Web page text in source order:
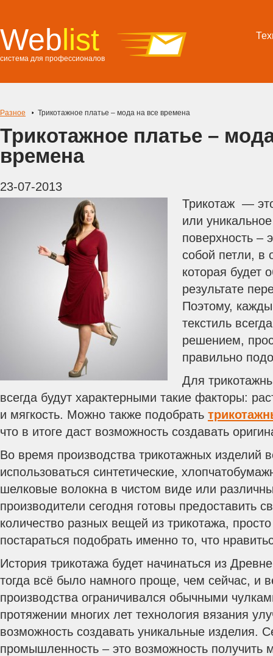
Weblist
система для профессионалов
Разное Трикотажное платье – мода на все времена
Трикотажное платье –
времена
23-07-2013
Трикотаж —
или
поверхность –
собой петли, в
которая будет
результате
Поэтому,
текстиль
решением,
правильно
Для
всегда будут характерными такие факторы:
и мягкость. Можно также подобрать
что в итоге даст возможность создавать
Во время производства трикотажных изделий
использоваться синтетические,
шелковые волокна в чистом виде или
производители сегодня готовы предоставить
количество разных вещей из трикотажа,
постараться подобрать именно то, что
История трикотажа будет начинаться из
тогда всё было намного проще, чем сейчас, и
производства ограничивался обычными
протяжении многих лет технология вязания
возможность создавать уникальные изделия.
промышленность – это возможность получить